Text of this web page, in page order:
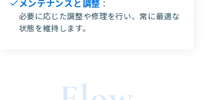
メンテナンスと調整 ：
必要に応じた調整や修理を行い、常に最適な
状態を維持します。